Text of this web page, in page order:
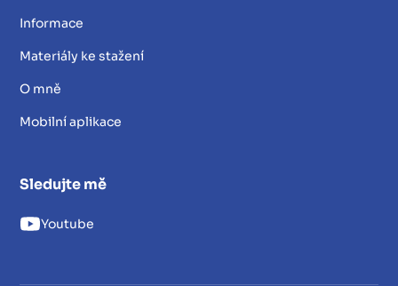
Informace
Materiály ke stažení
O mně
Mobilní aplikace
Sledujte mě
Youtube